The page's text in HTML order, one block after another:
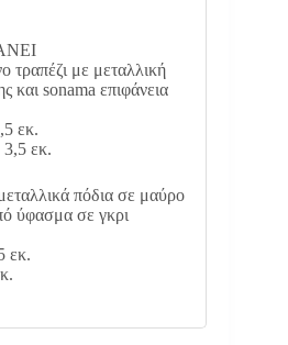
τραπέζι με μεταλλική
και sonama επιφάνεια
εκ.
3,5 εκ.
πόδια σε μαύρο
ύφασμα σε γκρι
εκ.